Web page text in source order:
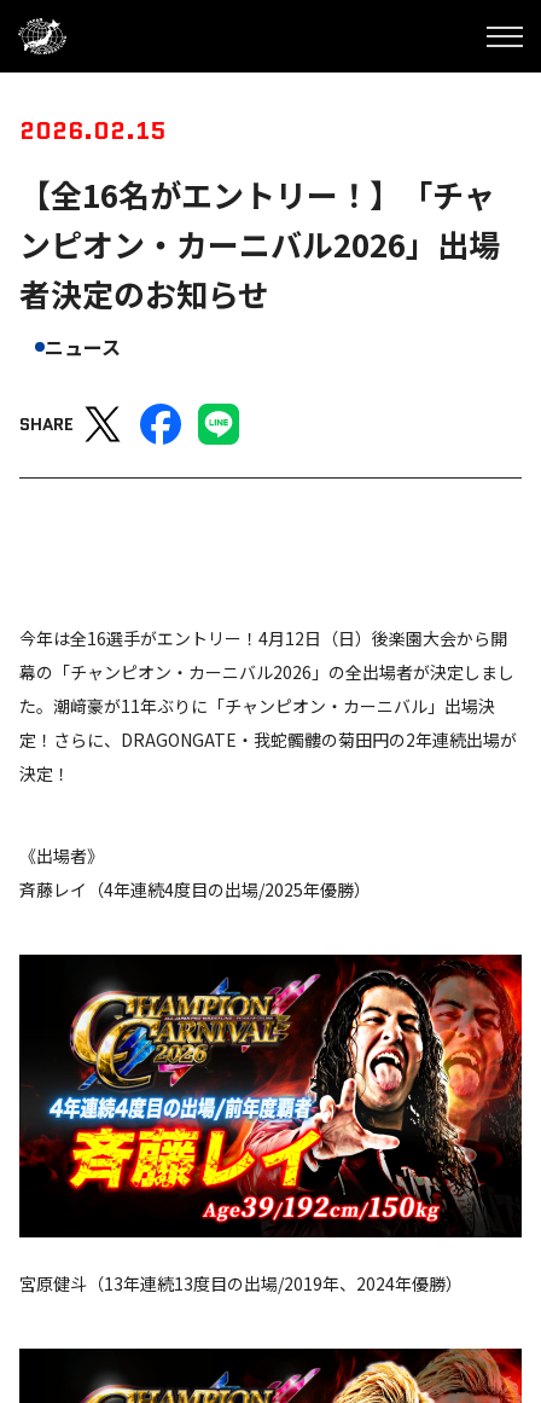
2026.02.15
【全16名がエントリー！】「チャ
ンピオン・カーニバル2026」出場
者決定のお知らせ
ニュース
SHARE
今年は全16選手がエントリー！4月12日（日）後楽園大会から開
幕の「チャンピオン・カーニバル2026」の全出場者が決定しまし
た。潮﨑豪が11年ぶりに「チャンピオン・カーニバル」出場決
定！さらに、DRAGONGATE・我蛇髑髏の菊田円の2年連続出場が
決定！
《出場者》
斉藤レイ（4年連続4度目の出場/2025年優勝）
宮原健斗（13年連続13度目の出場/2019年、2024年優勝）